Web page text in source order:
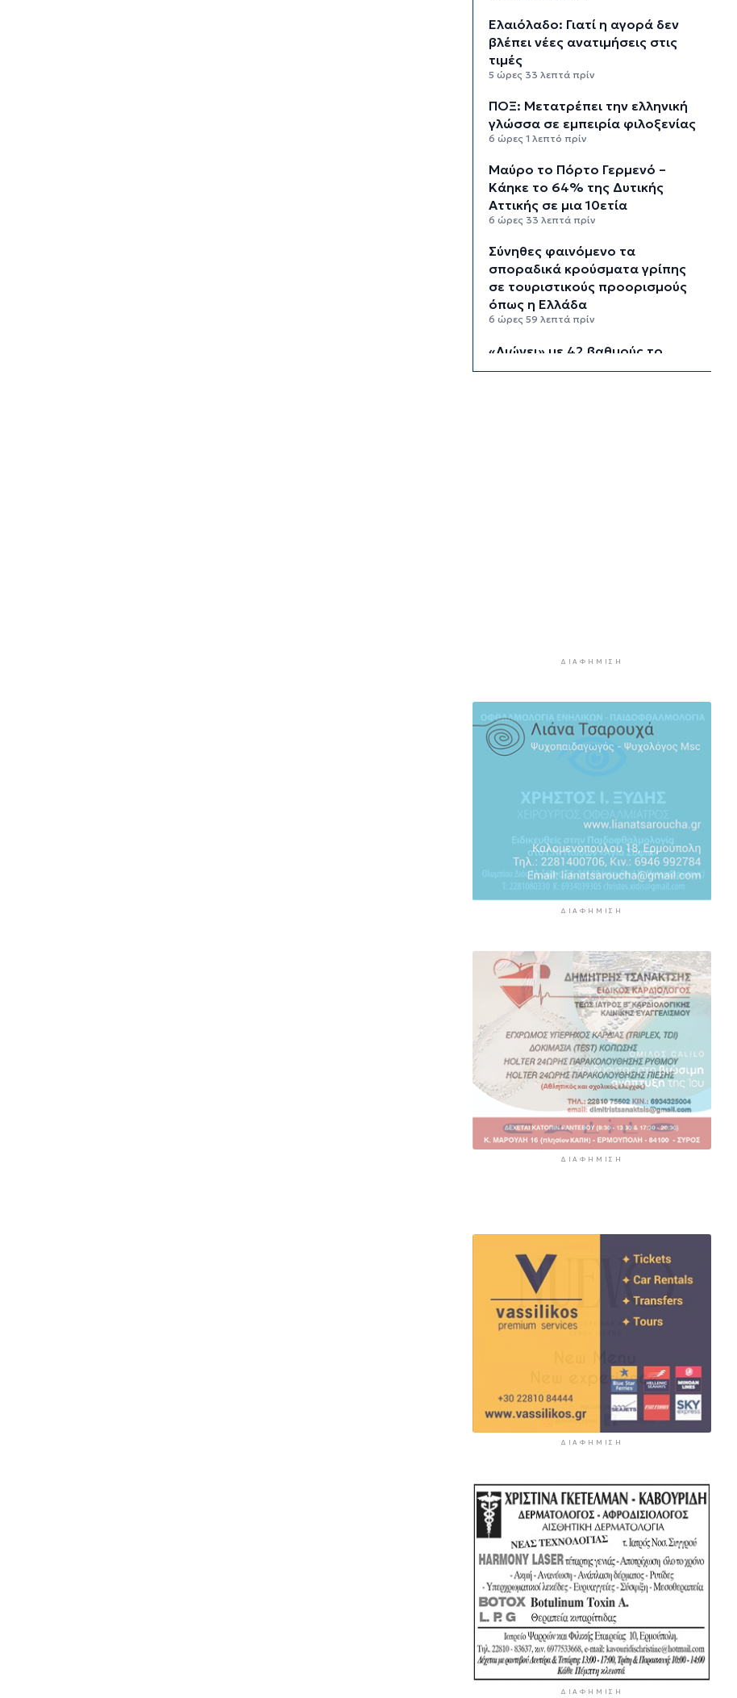
Ελαιόλαδο: Γιατί η αγορά δεν
βλέπει νέες ανατιμήσεις στις
τιμές
5 ώρες 33 λεπτά πρίν
ΠΟΞ: Μετατρέπει την ελληνική
γλώσσα σε εμπειρία φιλοξενίας
6 ώρες 1 λεπτό πρίν
Μαύρο το Πόρτο Γερμενό –
Κάηκε το 64% της Δυτικής
Αττικής σε μια 10ετία
6 ώρες 33 λεπτά πρίν
Σύνηθες φαινόμενο τα
σποραδικά κρούσματα γρίπης
σε τουριστικούς προορισμούς
όπως η Ελλάδα
6 ώρες 59 λεπτά πρίν
«Λιώνει» με 42 βαθμούς το
Βατικανό: Στο εσωτερικό
Υπεγράφη η συμφωνία για την
ηλεκτρική διασύνδεση της
9 ώρες 23 λεπτά πρίν
Οκτώ ναυτιλιακές ενώσεις κατά
των διοδίων στo Στενό του
Ορμούζ
9 ώρες 56 λεπτά πρίν
ΔΙΑΦΉΜΙΣΗ
ΔΙΑΦΉΜΙΣΗ
ΔΙΑΦΉΜΙΣΗ
ΔΙΑΦΉΜΙΣΗ
ΔΙΑΦΉΜΙΣΗ